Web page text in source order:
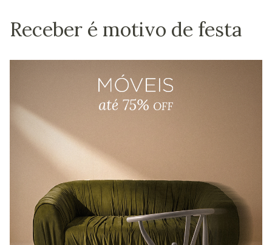
Receber é motivo de festa